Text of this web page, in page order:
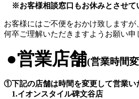
※お客様相談窓口もお休みとさせて
お客様にはご不便をおかけ致しますが
何卒ご理解いただきますようお願い申
●営業店舗(営業時間
①下記の店舗は時間を変更して営業い
1.イオンスタイル碑文谷店